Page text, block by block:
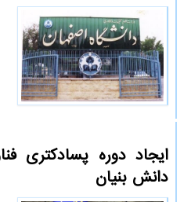
ایجاد دوره پسادکتری
دانش بنیان